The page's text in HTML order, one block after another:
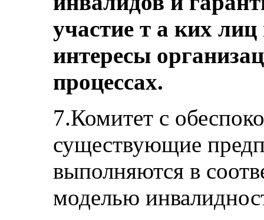
участие т а ких
интересы
процессах.
7.Комитет с
существующие
выполняются в
моделью